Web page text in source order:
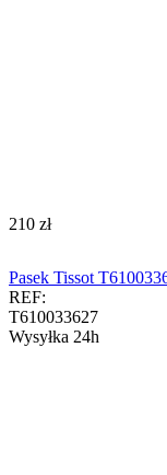
‍210‍ zł
Pasek Tissot
REF:
T610033627
Wysyłka 24h